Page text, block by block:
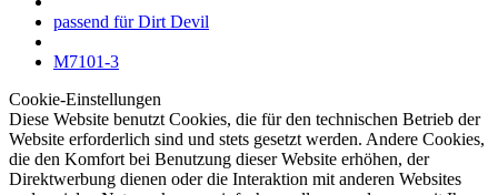
passend für Dirt Devil
M7101-3
Cookie-Einstellungen
Diese Website benutzt Cookies, die für den technischen Betrieb der
Website erforderlich sind und stets gesetzt werden. Andere Cookies,
die den Komfort bei Benutzung dieser Website erhöhen, der
Direktwerbung dienen oder die Interaktion mit anderen Websites